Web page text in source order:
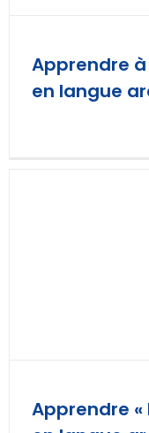
Apprendre
en langue
Apprendre «